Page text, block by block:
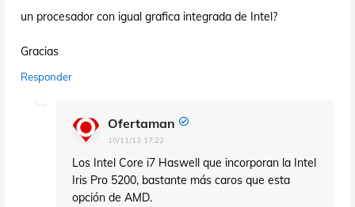
un procesador con igual grafica integrada de Intel?
Gracias
Responder
Ofertaman
10/11/13 17:22
Los Intel Core i7 Haswell que incorporan la Intel
Iris Pro 5200, bastante más caros que esta
opción de AMD.